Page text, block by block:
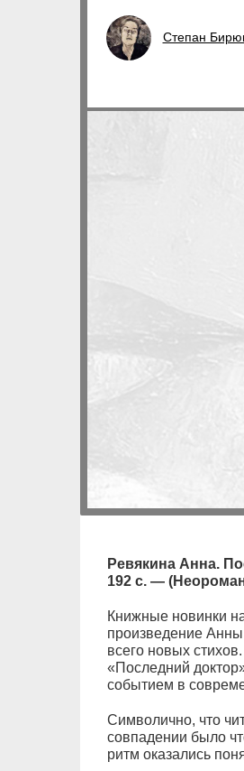
Степан
Ревякина Анна.
192 с. —
Книжные новинки
произведение
всего новых
«Последний
событием в
Символично, что
совпадении было
ритм оказались